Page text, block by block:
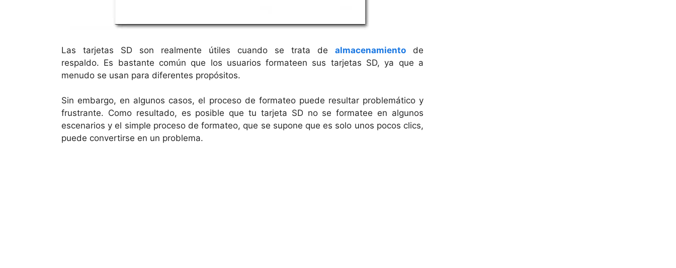
Las tarjetas SD son realmente útiles cuando se trata de almacenamiento de
respaldo. Es bastante común que los usuarios formateen sus tarjetas SD, ya que a
menudo se usan para diferentes propósitos.
Sin embargo, en algunos casos, el proceso de formateo puede resultar problemático y
frustrante. Como resultado, es posible que tu tarjeta SD no se formatee en algunos
escenarios y el simple proceso de formateo, que se supone que es solo unos pocos clics,
puede convertirse en un problema.